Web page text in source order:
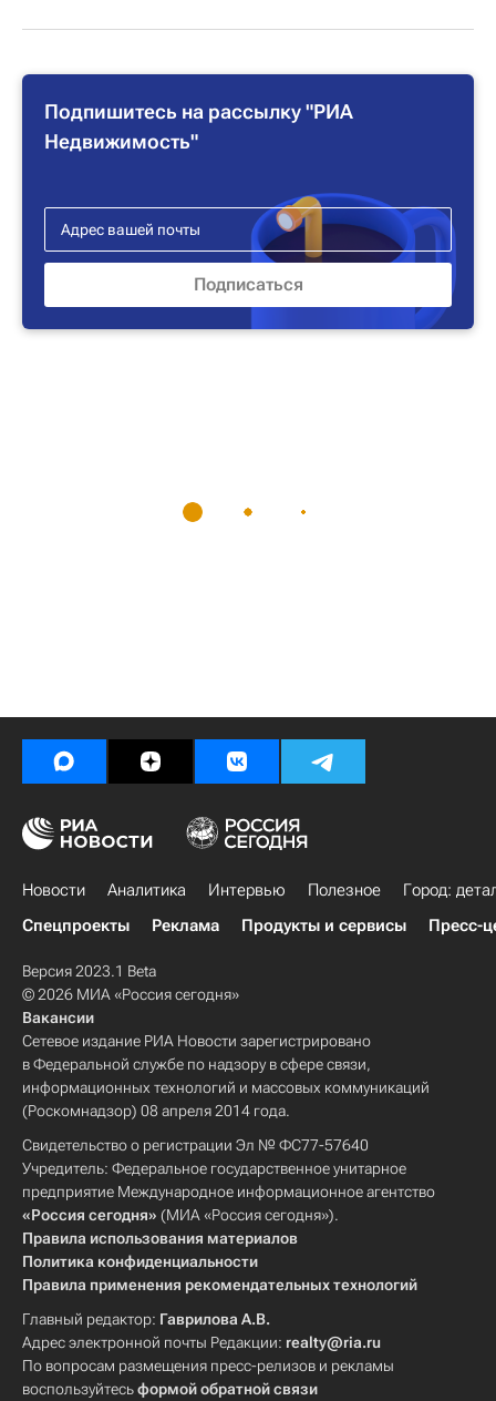
Подпишитесь на рассылку "РИА
Недвижимость"
Новости Аналитика Интервью Полезное
Город:
Спецпроекты
Реклама Продукты и сервисы Пресс-
Версия 2023.1 Beta
© 2026 МИА «Россия сегодня»
Вакансии
Сетевое издание РИА Новости зарегистрировано
в Федеральной службе по надзору в сфере связи,
информационных технологий и массовых коммуникаций
(Роскомнадзор) 08 апреля 2014 года.
Свидетельство о регистрации Эл № ФС77-57640
Учредитель: Федеральное государственное унитарное
предприятие Международное информационное агентство
«Россия сегодня» (МИА «Россия сегодня»).
Правила использования материалов
Политика конфиденциальности
Правила применения рекомендательных технологий
Главный редактор: Гаврилова А.В.
Адрес электронной почты Редакции: realty@ria.ru
По вопросам размещения пресс-релизов и рекламы
воспользуйтесьформой обратной связи